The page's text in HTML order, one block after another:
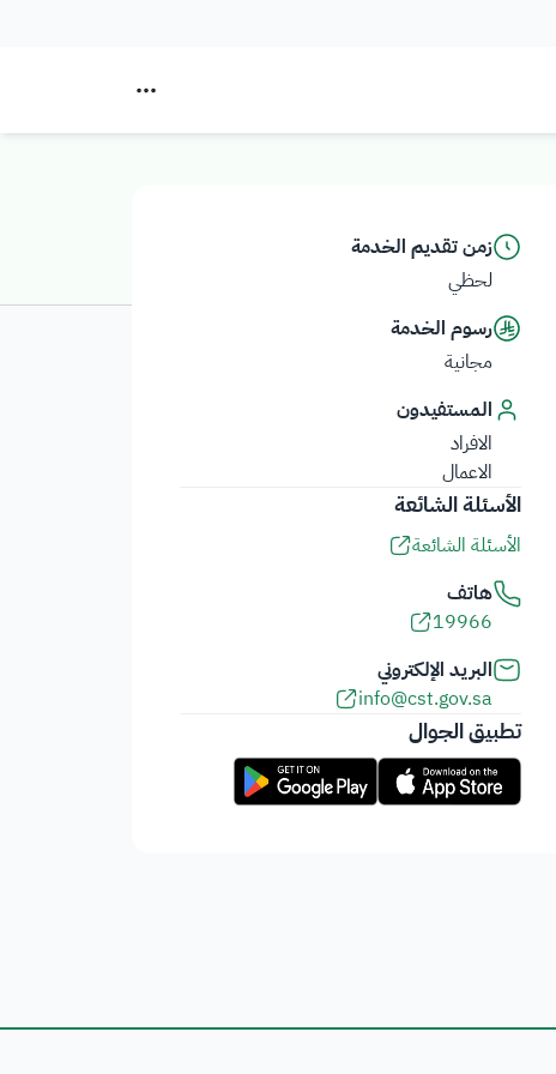
زمن تقديم الخدمة
لحظي
رسوم الخدمة
مجانية
المستفيدون
الافراد
الاعمال
الأسئلة الشائعة
الأسئلة الشائعة
هاتف
19966
البريد الإلكتروني
info@cst.gov.sa
تطبيق الجوال